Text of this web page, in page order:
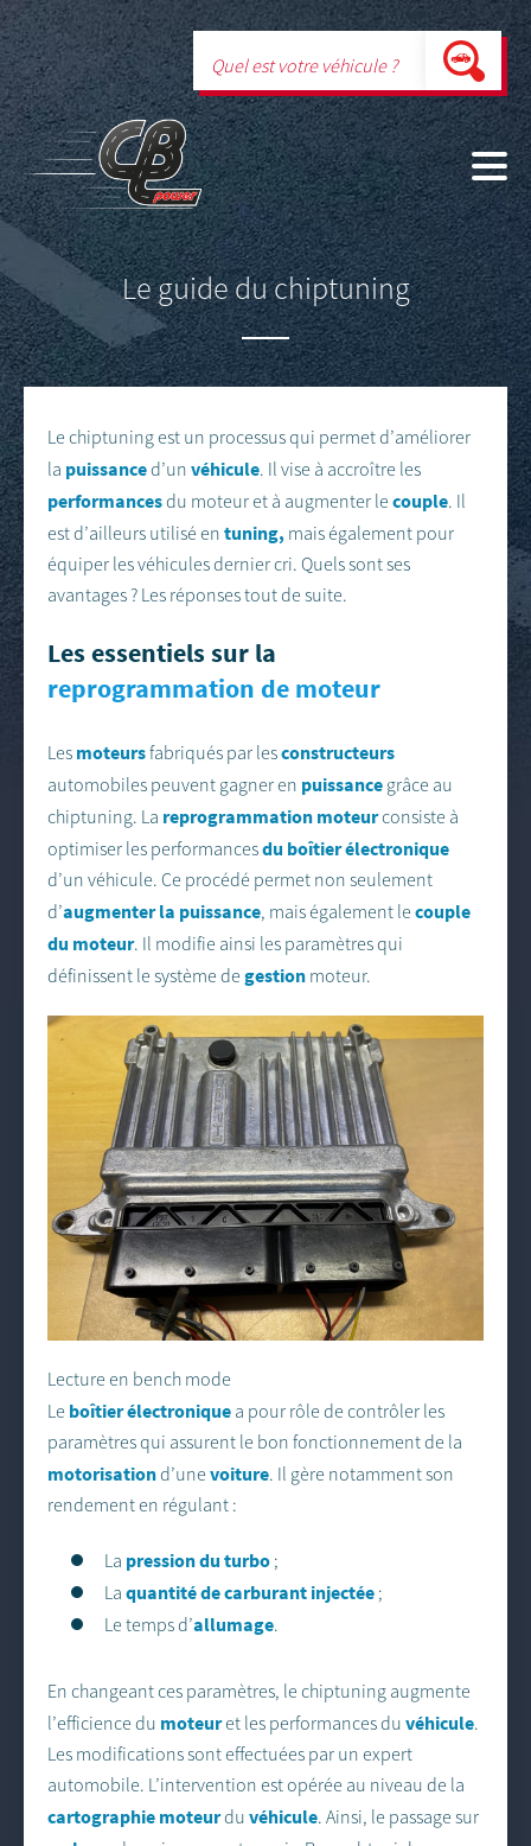
Le guide du chiptuning
Le chiptuning est un processus qui permet d’améliorer
la puissanced’un véhicule. Il vise à accroître les
performancesdu moteur et à augmenter le couple. Il
est d’ailleurs utilisé en tuning, mais également pour
équiper les véhicules dernier cri. Quels sont ses
avantages ? Les réponses tout de suite.
Les essentiels sur la
reprogrammation de moteur
Les moteursfabriqués par lesconstructeurs
automobiles peuvent gagner en puissance grâce au
chiptuning. La reprogrammation moteurconsiste à
optimiser les performancesdu boîtier électronique
d’un véhicule. Ce procédé permet non seulement
d’augmenter la puissance, mais également le couple
du moteur. Il modifie ainsi les paramètres qui
définissent le système de gestion moteur.
Lecture en bench mode
Le boîtier électronique a pour rôle de contrôler les
paramètres qui assurent le bon fonctionnement de la
motorisationd’une voiture. Il gère notamment son
rendement en régulant :
La pression du turbo ;
La quantité de carburant injectée ;
Le temps d’allumage.
En changeant ces paramètres, le chiptuning augmente
l’efficience du moteuret les performances du véhicule.
Les modifications sont effectuées par un expert
automobile. L’intervention est opérée au niveau de la
cartographie moteurdu véhicule. Ainsi, le passage sur